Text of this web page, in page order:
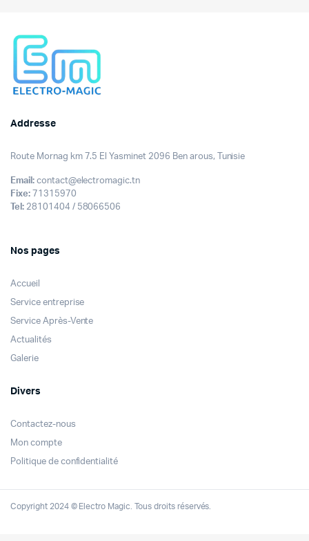
Addresse
Route Mornag km 7.5 El Yasminet 2096 Ben arous, Tunisie
Email:contact@electromagic.tn
Fixe:71315970
Tel:28101404 / 58066506
Nos pages
Accueil
Service entreprise
Service Après-Vente
Actualités
Galerie
Divers
Contactez-nous
Mon compte
Politique de confidentialité
Copyright 2024 © Electro Magic. Tous droits réservés.